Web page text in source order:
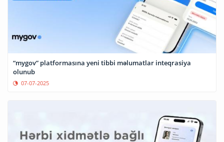
“mygov” platformasına yeni tibbi məlumatlar inteqrasiya
olunub
07-07-2025